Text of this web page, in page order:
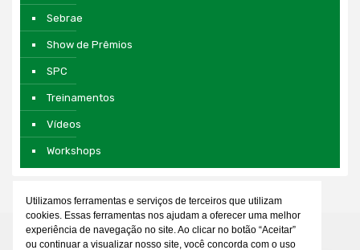
Sebrae
Show de Prêmios
SPC
Treinamentos
Vídeos
Workshops
Utilizamos ferramentas e serviços de terceiros que utilizam
cookies. Essas ferramentas nos ajudam a oferecer uma melhor
experiência de navegação no site. Ao clicar no botão “Aceitar”
ou continuar a visualizar nosso site, você concorda com o uso